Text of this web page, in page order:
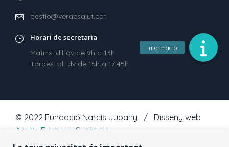
gestio@vergesalut.cat
Horari de secretaria
Matins: dll-dv de 9h a 13h
Tardes: dll-dv de 15h a 17:45h
© 2022 Fundació Narcís Jubany / Disseny web
Anytic Business Solutions